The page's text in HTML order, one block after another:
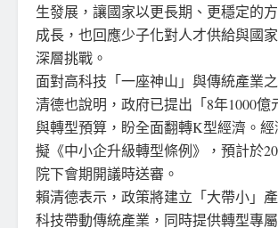
生發展，讓國家以更長期、更穩定的
成長，也回應少子化對人才供給與國
深層挑戰。
面對高科技「一座神山」與傳統產業
清德也說明，政府已提出「8年1000億
與轉型預算，盼全面翻轉K型經濟。
擬《中小企升級轉型條例》，預計於
院下會期開議時送審。
賴清德表示，政策將建立「大帶小」
科技帶動傳統產業，同時提供轉型專